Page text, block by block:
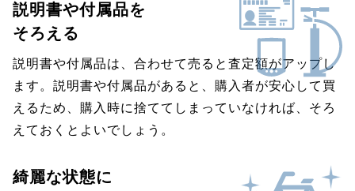
説明書や付属品を
そろえる
説明書や付属品は、合わせて売ると査定額がアップし
ます。説明書や付属品があると、購入者が安心して買
えるため、購入時に捨ててしまっていなければ、そろ
えておくとよいでしょう。
綺麗な状態に